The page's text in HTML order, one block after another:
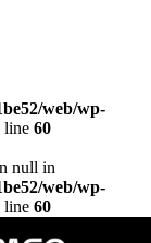
web/wp-
line 60
null in
web/wp-
line 60